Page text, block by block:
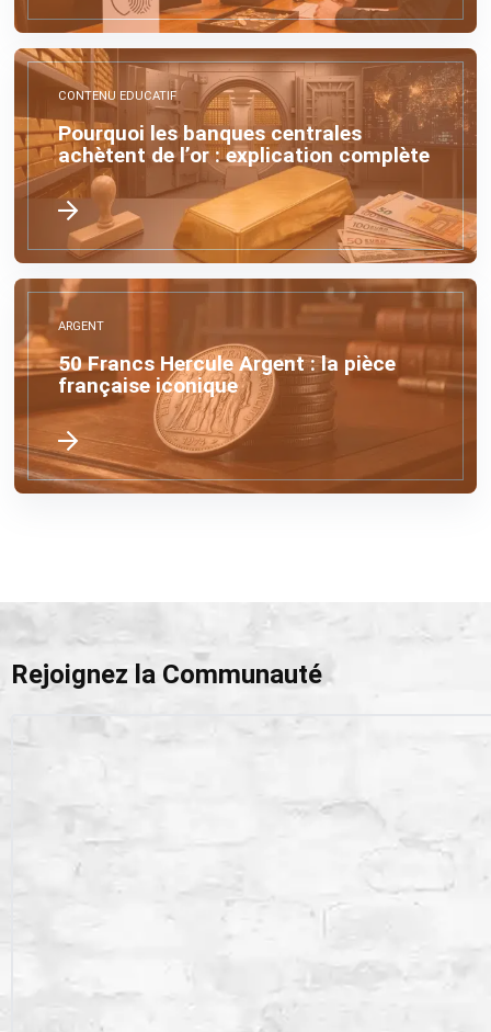
CONTENU EDUCATIF
Pourquoi les banques centrales
achètent de l’or : explication complète
ARGENT
50 Francs Hercule Argent : la pièce
française iconique
Rejoignez la Communauté